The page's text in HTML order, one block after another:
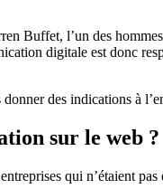
Buffet, l’un des
digitale est donc
des indications à
sur le web ?
qui n’étaient pas